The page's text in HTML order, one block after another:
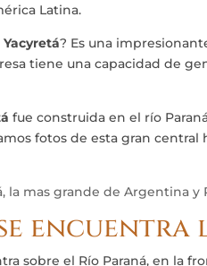
Latina.
Yacyretá? Es una
tiene una capacidad de
fue construida en el río
fotos de esta gran
encuentra
sobre el Río Paraná, en la